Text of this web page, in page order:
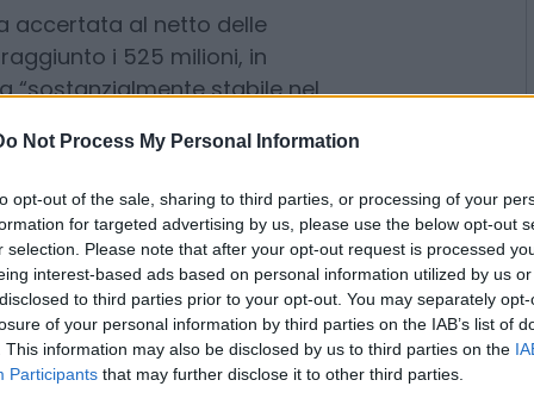
Not Process My Personal Information
opt-out of the sale, sharing to third parties, or processing of your
for targeted advertising by us, please use the below opt-out
selection. Please note that after your opt-out request is processed
interest-based ads based on personal information utilized by us
to third parties prior to your opt-out. You may separately
of your personal information by third parties on the IAB’s list of
This information may also be disclosed by us to third parties on the
Participants that may further disclose it to other third parties.
accertata al netto delle
i 525 milioni, in
“sostanzialmente stabile nel
500 milioni, rispetto ai più di 10
stimata”. Lo si legge nella
Nell’ultimo quadriennio risulta
numero degli Ispettori di
Le ispezioni previdenziali
rispetto al 2022,